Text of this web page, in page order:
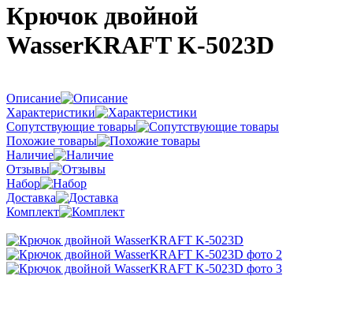
Крючок двойной
WasserKRAFT K-5023D
Описание
Характеристики
Сопутствующие товары
Похожие товары
Наличие
Отзывы
Набор
Доставка
Комплект